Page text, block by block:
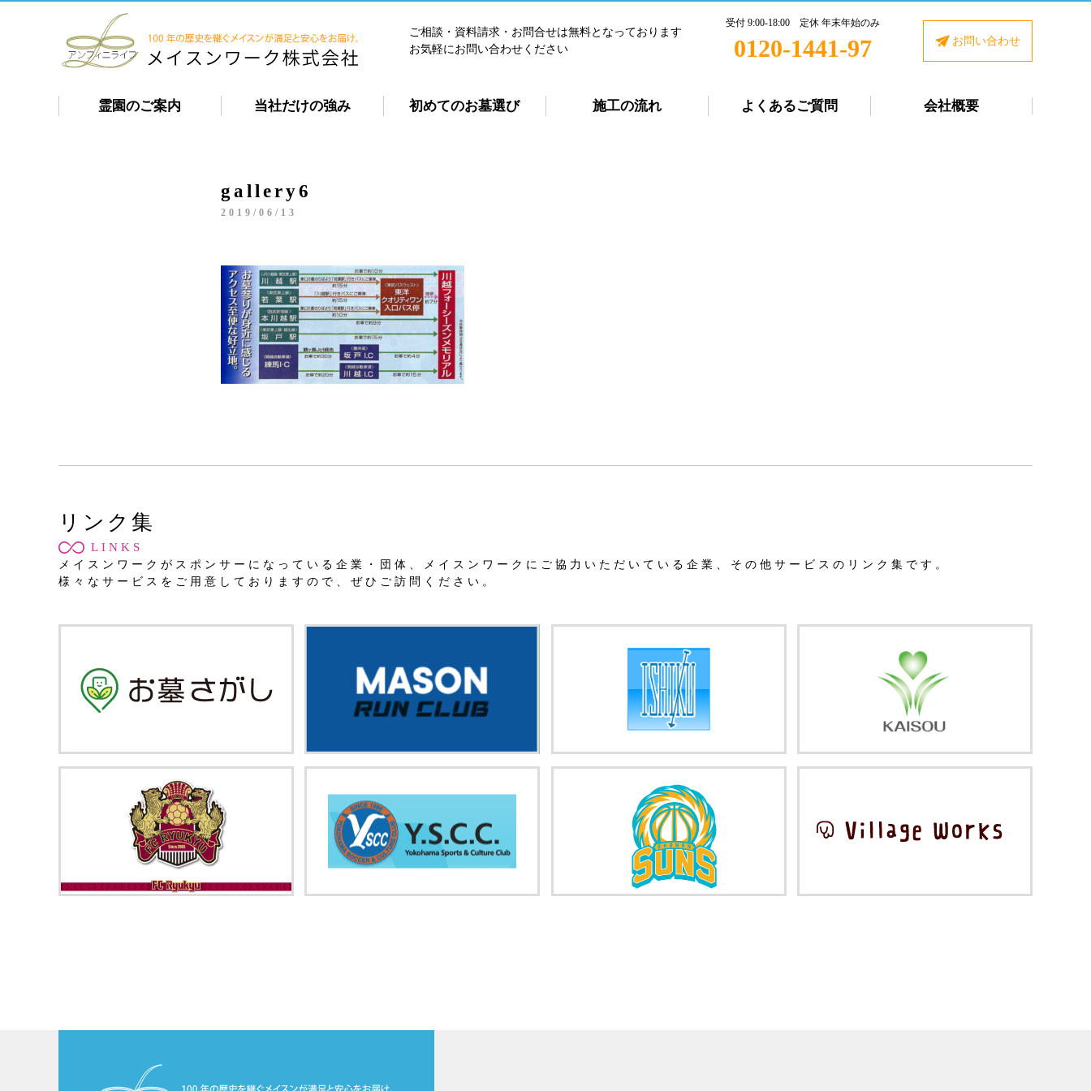
ご相談・資料請求・お問合せは無料となっております
お気軽にお問い合わせください
受付 9:00-18:00 定休 年末年始のみ
0120-1441-97 お問い合わせ
霊園のご案内 当社だけの強み 初めてのお墓選び 施工の流れ よくあるご質問 会社概要
gallery6
2019/06/13
リンク集
LINKS
メイスンワークがスポンサーになっている企業・団体、メイスンワークにご協力いただいている企業、その他サービスのリンク集です。
様々なサービスをご用意しておりますので、ぜひご訪問ください。